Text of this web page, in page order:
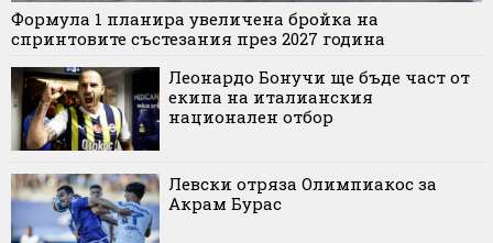
Формула 1 планира увеличена бройка на
спринтовите състезания през 2027 година
Леонардо Бонучи ще бъде част от
екипа на италианския
национален отбор
Левски отряза Олимпиакос за
Акрам Бурас